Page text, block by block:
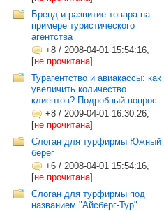
Бренд и развитие товара на
примере туристического
агентства
+8 / 2008-04-01 15:54:16,
[не прочитана]
Турагентство и авиакассы: как
увеличить количество
клиентов? Подробный вопрос.
+8 / 2009-04-01 16:30:26,
[не прочитана]
Слоган для турфирмы Южный
берег
+6 / 2008-04-01 15:54:16,
[не прочитана]
Слоган для турфирмы под
названием "Айсберг-Тур"